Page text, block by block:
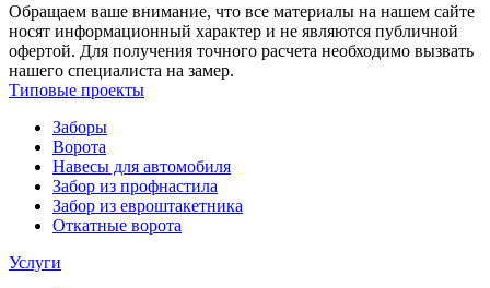
Обращаем ваше внимание, что все материалы на нашем сайте
носят информационный характер и не являются публичной
офертой. Для получения точного расчета необходимо вызвать
нашего специалиста на замер.
Типовые проекты
Заборы
Ворота
Навесы для автомобиля
Забор из профнастила
Забор из евроштакетника
Откатные ворота
Услуги